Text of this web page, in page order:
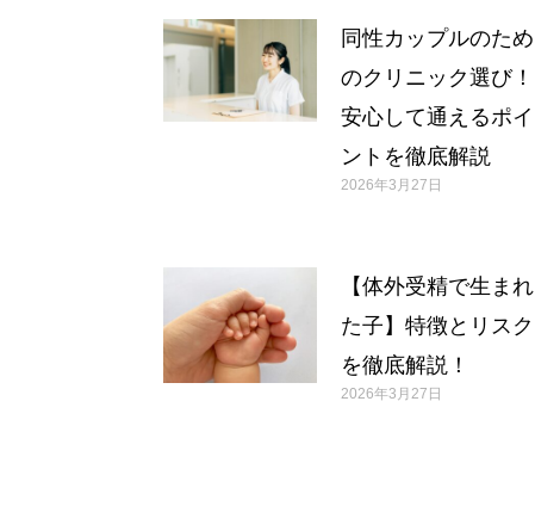
同性カップルのため
のクリニック選び！
安心して通えるポイ
ントを徹底解説
2026年3月27日
【体外受精で生まれ
た子】特徴とリスク
を徹底解説！
2026年3月27日